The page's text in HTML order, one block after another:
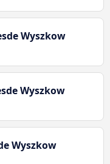
Wyszkow
Wyszkow
Wyszkow